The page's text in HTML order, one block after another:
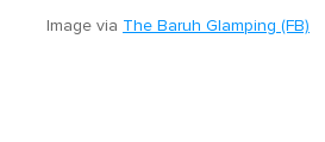
Image via The Baruh Glamping (FB)